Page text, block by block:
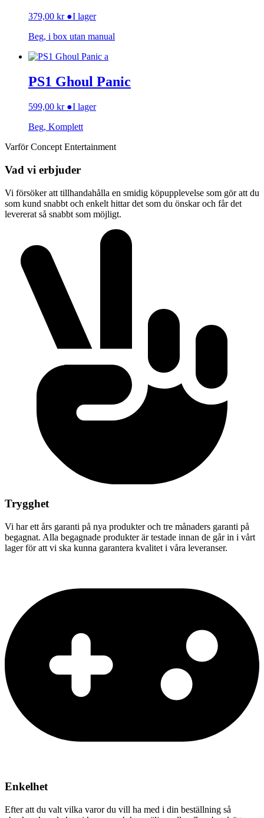
379,00 kr ●I lager
Beg, i box utan manual
PS1 Ghoul Panic
599,00 kr ●I lager
Beg, Komplett
Varför Concept Entertainment
Vad vi erbjuder
Vi försöker att tillhandahålla en smidig köpupplevelse som gör att du
som kund snabbt och enkelt hittar det som du önskar och får det
levererat så snabbt som möjligt.
Trygghet
Vi har ett års garanti på nya produkter och tre månaders garanti på
begagnat. Alla begagnade produkter är testade innan de går in i vårt
lager för att vi ska kunna garantera kvalitet i våra leveranser.
Enkelhet
Efter att du valt vilka varor du vill ha med i din beställning så